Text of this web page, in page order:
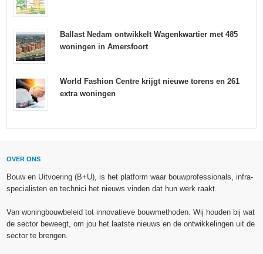
Ballast Nedam ontwikkelt Wagenkwartier met 485
woningen in Amersfoort
World Fashion Centre krijgt nieuwe torens en 261
extra woningen
OVER ONS
Bouw en Uitvoering (B+U), is het platform waar bouwprofessionals, infra-
specialisten en technici het nieuws vinden dat hun werk raakt.
Van woningbouwbeleid tot innovatieve bouwmethoden. Wij houden bij wat
de sector beweegt, om jou het laatste nieuws en de ontwikkelingen uit de
sector te brengen.